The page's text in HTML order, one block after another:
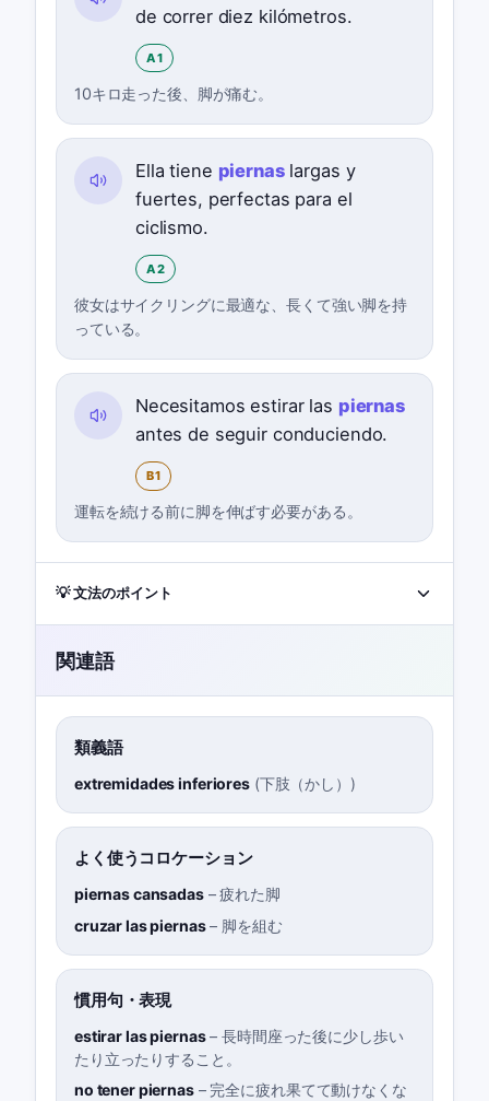
de correr diez kilómetros.
A1
10キロ走った後、脚が痛む。
Ella tiene piernaslargas y
fuertes, perfectas para el
ciclismo.
A2
彼女はサイクリングに最適な、長くて強い脚を持
っている。
Necesitamos estirar las piernas
antes de seguir conduciendo.
B1
運転を続ける前に脚を伸ばす必要がある。
💡 文法のポイント
関連語
類義語
extremidades inferiores(下肢（かし） )
よく使うコロケーション
piernas cansadas–疲れた脚
cruzar las piernas– 脚を組む
慣用句・表現
estirar las piernas–長時間座った後に少し歩い
たり立ったりすること。
no tener piernas– 完全に疲れ果てて動けなくな